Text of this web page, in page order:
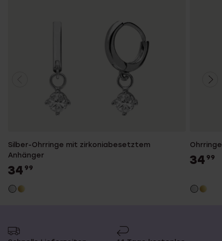
Silber-Ohrringe mit zirkoniabesetztem
Anhänger
34 99
34 99